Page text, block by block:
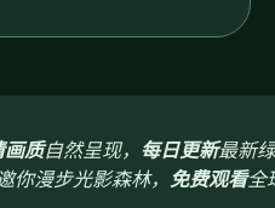
画质自然呈现， 每日更新最新
你漫步光影森林， 免费观看全